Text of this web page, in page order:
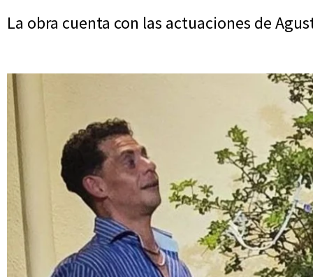
La obra cuenta con las actuaciones de